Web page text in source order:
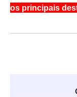
os principais